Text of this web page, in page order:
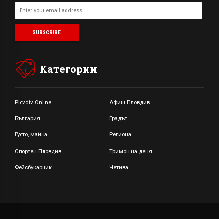
Категории
Plovdiv Online Афиш Пловдив
България Градът
Густо, майна Региона
Спортен Пловдив Тримон на деня
Фейсбукарник Четива